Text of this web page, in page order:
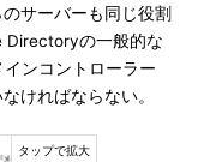
サーバーも同じ役割
Directoryの一般的な
ンコントローラー
ければならない。